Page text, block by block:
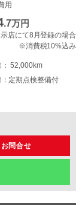
用
.7万円
店にて8月登録の場合
※消費税10%込み
52,000km
定期点検整備付
お問合せ